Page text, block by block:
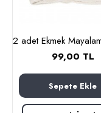
99,00 TL
Sepete Ekle